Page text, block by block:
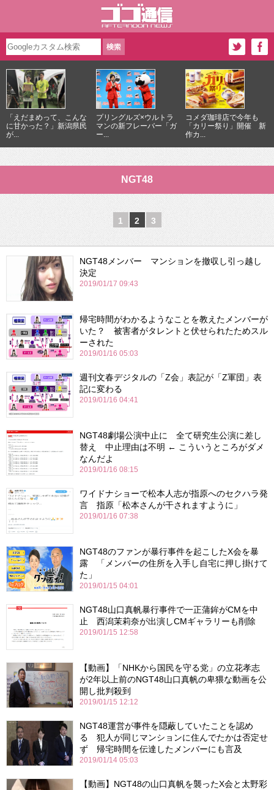
「えだまめって、こんな
に甘かった？」新潟県民
が...
プリングルズ×ウルトラ
マンの新フレーバー「ガ
ー...
コメダ珈琲店で今年も
「カリー祭り」開催 新
作カ...
NGT48
1 2 3
NGT48メンバー マンションを撤収し引っ越し
決定
2019/01/17 09:43
帰宅時間がわかるようなことを教えたメンバーが
いた？ 被害者がタレントと伏せられたためスル
ーされた
2019/01/16 05:03
週刊文春デジタルの「Z会」表記が「Z軍団」表
記に変わる
2019/01/16 04:41
NGT48劇場公演中止に 全て研究生公演に差し
替え 中止理由は不明 ← こういうところがダメ
なんだよ
2019/01/16 08:15
ワイドナショーで松本人志が指原へのセクハラ発
言 指原「松本さんが干されますように」
2019/01/16 07:38
NGT48のファンが暴行事件を起こしたX会を暴
露 「メンバーの住所を入手し自宅に押し掛けて
た」
2019/01/15 04:01
NGT48山口真帆暴行事件で一正蒲鉾がCMを中
止 西潟茉莉奈が出演しCMギャラリーも削除
2019/01/15 12:58
【動画】「NHKから国民を守る党」の立花孝志
が2年以上前のNGT48山口真帆の卑猥な動画を公
開し批判殺到
2019/01/15 12:12
NGT48運営が事件を隠蔽していたことを認め
る 犯人が同じマンションに住んでたかは否定せ
ず 帰宅時間を伝達したメンバーにも言及
2019/01/14 05:03
【動画】NGT48の山口真帆を襲ったX会と太野彩